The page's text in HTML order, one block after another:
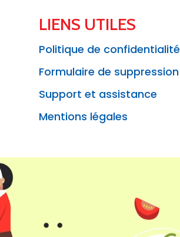
LIENS UTILES
Politique de confidentialité
Formulaire de suppression
Support et assistance
Mentions légales